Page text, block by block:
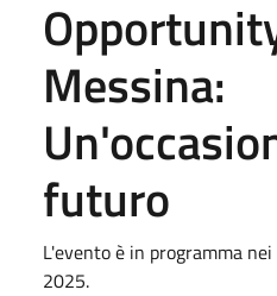
Messina:
futuro
L'evento è in programma
2025.